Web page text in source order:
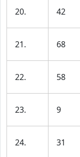
20. 42
21. 68
22. 58
23. 9
24. 31